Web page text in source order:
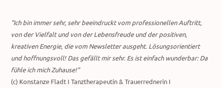
"Ich bin immer sehr, sehr beeindruckt vom professionellen Auftritt,
von der Vielfalt und von der Lebensfreude und der positiven,
kreativen Energie, die vom Newsletter ausgeht. Lösungsorientiert
und hoffnungsvoll! Das gefällt mir sehr. Es ist einfach wunderbar: Da
fühle ich mich Zuhause!"
(c) Konstanze Fladt I Tanztherapeutin & Trauerrednerin I